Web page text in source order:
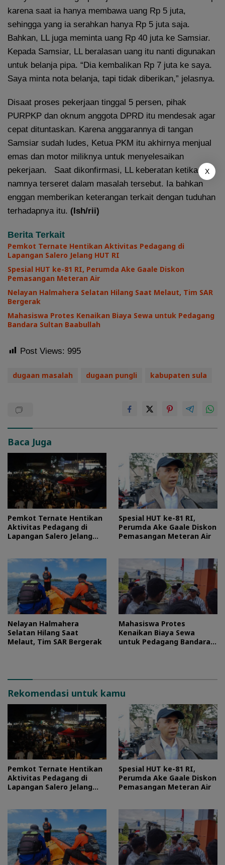
karena saat ia hanya membawa uang Rp 5 juta,
sehingga yang ia serahkan hanya Rp 5 juta saja.
Bahkan, LL juga meminta uang Rp 40 juta ke Samsiar.
Kepada Samsiar, LL beralasan uang itu nanti digunakan
untuk belanja pipa. “Dia kembalikan Rp 7 juta ke saya.
Saya minta nota belanja, tapi tidak diberikan,” jelasnya.
Disaat proses pekerjaan tinggal 5 persen, pihak
PURPKP dan oknum anggota DPRD itu mendesak agar
cepat dituntaskan. Karena anggarannya di tangan
Samsiar sudah ludes, Ketua PKM itu akhirnya menjual
emas dan motor miliknya untuk menyelesaikan
pekerjaan. Saat dikonfirmasi, LL keberatan ketika
namnya terseret dalam masalah tersebut. Ia bahkan
enggan memberikan keterangan terkait dengan tuduhan
terhadapnya itu. (Ish/rii)
Berita Terkait
Pemkot Ternate Hentikan Aktivitas Pedagang di
Lapangan Salero Jelang HUT RI
Spesial HUT ke-81 RI, Perumda Ake Gaale Diskon
Pemasangan Meteran Air
Nelayan Halmahera Selatan Hilang Saat Melaut, Tim SAR
Bergerak
Mahasiswa Protes Kenaikan Biaya Sewa untuk Pedagang
Bandara Sultan Baabullah
Post Views: 995
dugaan masalah dugaan pungli kabupaten sula
Baca Juga
Pemkot Ternate Hentikan
Aktivitas Pedagang di
Lapangan Salero Jelang
Spesial HUT ke-81 RI,
Perumda Ake Gaale Diskon
Pemasangan Meteran Air
Nelayan Halmahera
Selatan Hilang Saat
Melaut, Tim SAR Bergerak
Mahasiswa Protes
Kenaikan Biaya Sewa
untuk Pedagang Bandara
Rekomendasi untuk kamu
Pemkot Ternate Hentikan
Aktivitas Pedagang di
Lapangan Salero Jelang
Spesial HUT ke-81 RI,
Perumda Ake Gaale Diskon
Pemasangan Meteran Air
X